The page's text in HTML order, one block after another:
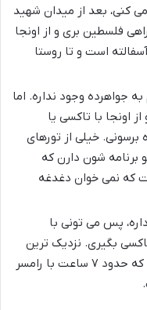
کنی، بعد از میدان شهید
فلسطین بری و از اونجا
است و تا روستا
جواهرده وجود نداره. اما
اونجا با تاکسی یا
خیلی از تورهای
برنامه شون دارن که
که نمی خوان دغدغه
پس می تونی با
بگیری. نزدیک ترین
ایستگاه قطار به رامسر، قائم شهره که حدود ۷ ساعت با رامسر